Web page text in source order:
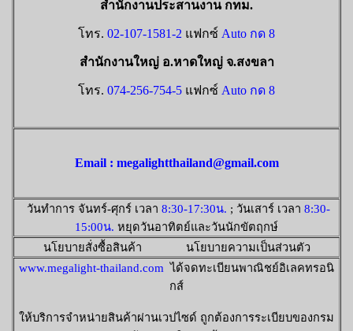
สำนักงานประสานงาน กทม.
โทร. 02-107-1581-2 แฟกซ์ Auto กด 8
สำนักงานใหญ่ อ.หาดใหญ่ จ.สงขลา
โทร. 074-256-754-5 แฟกซ์ Auto กด 8
Email : megalightthailand@gmail.com
วันทำการ จันทร์-ศุกร์ เวลา 8:30-17:30น. ; วันเสาร์ เวลา 8:30-
15:00น. หยุดวันอาทิตย์และวันนักขัตฤกษ์
นโยบายสั่งซื้อสินค้า นโยบายความเป็นส่วนตัว
www.megalight-thailand.com ได้จดทะเบียนพาณิชย์อิเลคทรอนิ
กส์
ให้บริการจำหน่ายสินค้าผ่านเวปไซด์ ถูกต้องการระเบียบของกรม